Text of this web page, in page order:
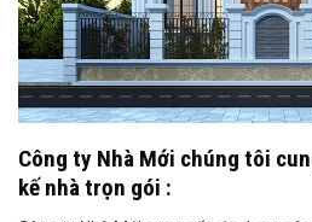
Công ty Nhà Mới chúng tôi
kế nhà trọn gói :